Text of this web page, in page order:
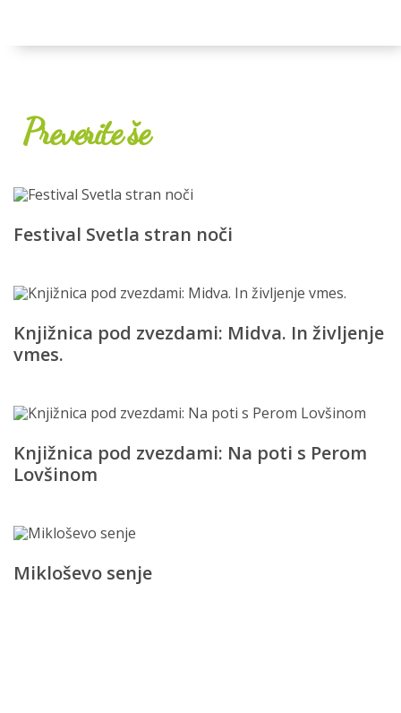
Preverite še
Festival Svetla stran noči
Knjižnica pod zvezdami: Midva. In življenje
vmes.
Knjižnica pod zvezdami: Na poti s Perom
Lovšinom
Mikloševo senje